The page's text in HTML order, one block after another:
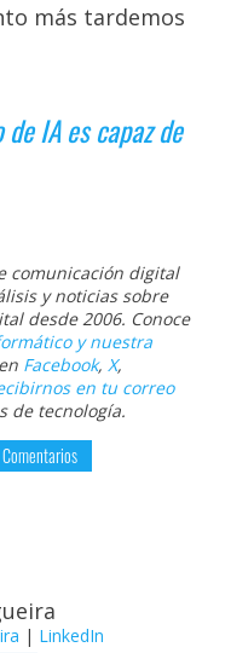
más tardemos
IA es capaz de
comunicación digital
y noticias sobre
desde 2006. Conoce
y nuestra
Facebook, X,
en tu correo
de tecnología.
| LinkedIn